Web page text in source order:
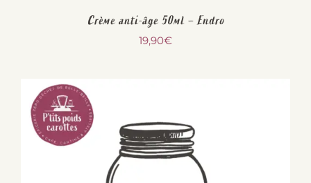
Crème anti-âge 50ml – Endro
19,90€